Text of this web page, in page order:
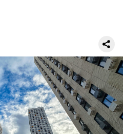
ввод 16,1
недвижимости. С
172,7 миллиона
числе 75,4 миллиона
— написал Собянин на
.